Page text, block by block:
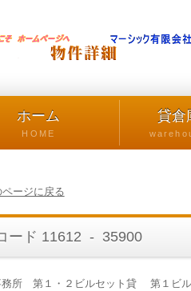
ホーム
HOME
貸倉
ージに戻る
ード 11612 - 35900
所 第１・２ビルセット貸 第１ビル